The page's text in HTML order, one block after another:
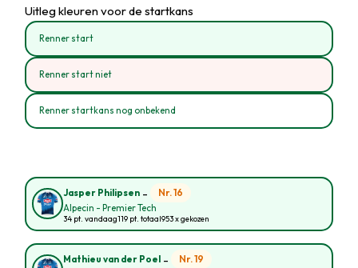
Uitleg kleuren voor de startkans
Renner start
Renner start niet
Renner startkans nog onbekend
Jasper Philipsen - Nr. 16
Alpecin - Premier Tech
34 pt. vandaag119 pt. totaal953 x gekozen
Mathieu van der Poel - Nr. 19